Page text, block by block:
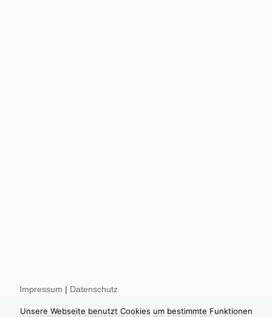
Impressum | Datenschutz
Unsere Webseite benutzt Cookies um bestimmte Funktionen